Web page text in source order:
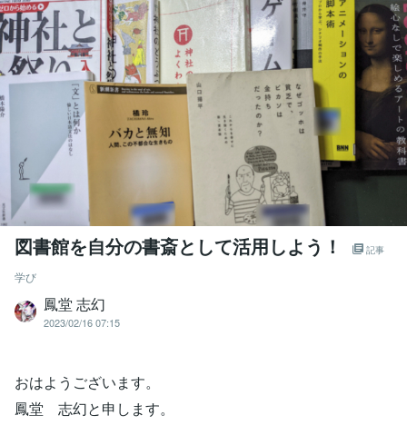
図書館を自分の書斎として活用しよう！ 記事
学び
鳳堂 志幻
2023/02/16 07:15
おはようございます。
鳳堂 志幻と申します。